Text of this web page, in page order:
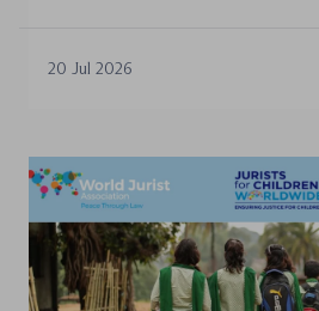
aprobadas en los últimos
tramitación de los
la organización de los
20 Jul 2026